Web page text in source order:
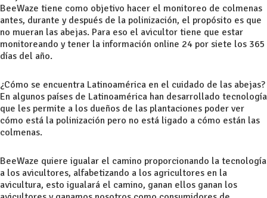
BeeWaze tiene como objetivo hacer el monitoreo de colmenas
antes, durante y después de la polinización, el propósito es que
no mueran las abejas. Para eso el avicultor tiene que estar
monitoreando y tener la información online 24 por siete los 365
días del año.
¿Cómo se encuentra Latinoamérica en el cuidado de las abejas?
En algunos países de Latinoamérica han desarrollado tecnología
que les permite a los dueños de las plantaciones poder ver
cómo está la polinización pero no está ligado a cómo están las
colmenas.
BeeWaze quiere igualar el camino proporcionando la tecnología
a los avicultores, alfabetizando a los agricultores en la
avicultura, esto igualará el camino, ganan ellos ganan los